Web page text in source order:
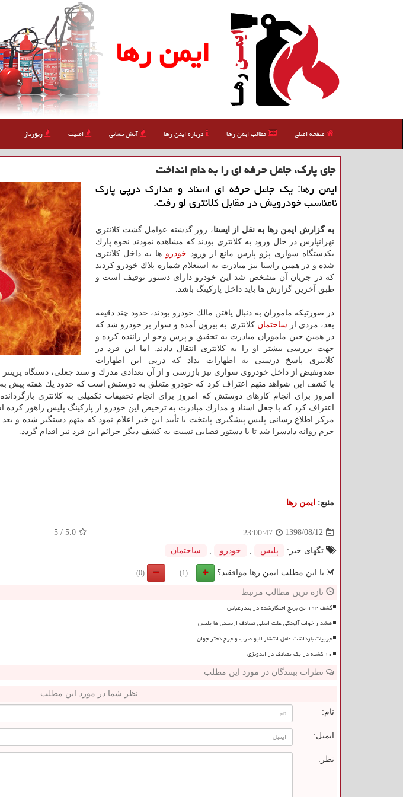
ایمن رها
صفحه اصلی مطالب ایمن رها درباره ایمن رها آتش نشانی امنیت رپورتاژ
جای پارك، جاعل حرفه ای را به دام انداخت
ایمن رها: یك جاعل حرفه ای اسناد و مدارك درپی پارك
نامناسب خودرویش در مقابل كلانتری لو رفت.
به گزارش ایمن رها به نقل از ایسنا، روز گذشته عوامل گشت كلانتری
تهرانپارس در حال ورود به كلانتری بودند كه مشاهده نمودند نحوه پارك
یكدستگاه سواری پژو پارس مانع از ورود خودرو ها به داخل كلانتری
شده و در همین راستا نیز مبادرت به استعلام شماره پلاك خودرو كردند
كه در جریان آن مشخص شد این خودرو دارای دستور توقیف است و
طبق آخرین گزارش ها باید داخل پاركینگ باشد.
در صورتیكه ماموران به دنبال یافتن مالك خودرو بودند، حدود چند دقیقه
بعد، مردی از ساختمان كلانتری به بیرون آمده و سوار بر خودرو شد كه
در همین حین ماموران مبادرت به تحقیق و پرس وجو از راننده كرده و
جهت بررسی بیشتر او را به كلانتری انتقال دادند. اما این فرد در
كلانتری پاسخ درستی به اظهارات نداد كه درپی این اظهارات
ضدونقیض از داخل خودروی سواری نیز بازرسی و از آن تعدادی مدرك و سند جعلی، دستگاه
با كشف این شواهد متهم اعتراف كرد كه خودرو متعلق به دوستش است كه حدود یك هفته پیش به
امروز برای انجام كارهای دوستش كه امروز برای انجام تحقیقات تكمیلی به كلانتری
اعتراف كرد كه با جعل اسناد و مدارك مبادرت به ترخیص این خودرو از پاركینگ پلیس راهور
مركز اطلاع رسانی پلیس پیشگیری پایتخت با تأیید این خبر اعلام نمود كه متهم دستگیر شده و
جرم روانه دادسرا شد تا با دستور قضایی نسبت به كشف دیگر جرائم این فرد نیز اقدام گردد.
منبع: ایمن رها
1398/08/12
23:00:47
5.0
/
5
تگهای خبر: پلیس خودرو ساختمان
با این مطلب ایمن رها موافقید؟ (1)
(0)
تازه ترین مطالب مرتبط
کشف ۱۹۲ تن برنج احتکارشده در بندرعباس
هشدار خواب آلودگی علت اصلی تصادف اربعینی ها پلیس
جزییات بازداشت عامل انتشار لایو ضرب و جرح دختر جوان
۱۰ کشته در یک تصادف در اندونزی
نظرات بینندگان در مورد این مطلب
نظر شما در مورد این مطلب
نام:
ایمیل:
نظر: